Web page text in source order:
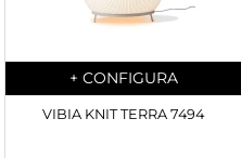
Quantità
+ CONFIGURA
VIBIA KNIT TERRA 7494